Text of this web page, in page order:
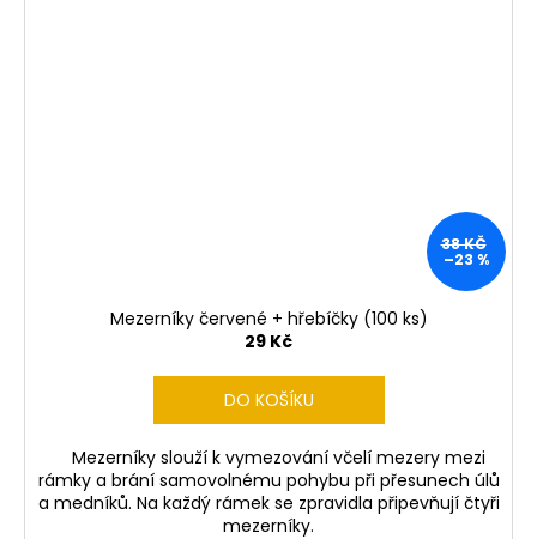
38 KČ
–23 %
Mezerníky červené + hřebíčky (100 ks)
29 Kč
DO KOŠÍKU
Mezerníky slouží k vymezování včelí mezery mezi
rámky a brání samovolnému pohybu při přesunech úlů
a medníků. Na každý rámek se zpravidla připevňují čtyři
mezerníky.